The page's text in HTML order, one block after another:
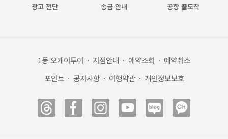
광고 전단 송금 안내 공항 출도착
1등 오케이투어 · 지점안내 · 예약조회 · 예약취소
포인트 · 공지사항 · 여행약관 · 개인정보보호